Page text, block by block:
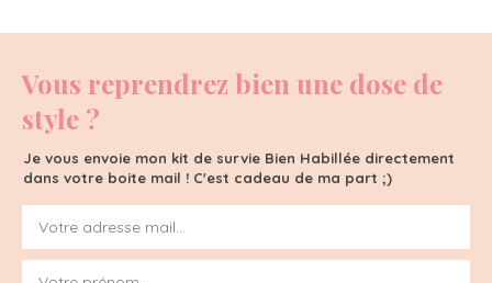
Vous reprendrez bien une dose de
style ?
Je vous envoie mon kit de survie Bien Habillée directement
dans votre boite mail ! C'est cadeau de ma part ;)